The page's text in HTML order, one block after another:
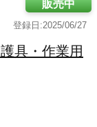
登録日:2025/06/27
販売中
具・作業用